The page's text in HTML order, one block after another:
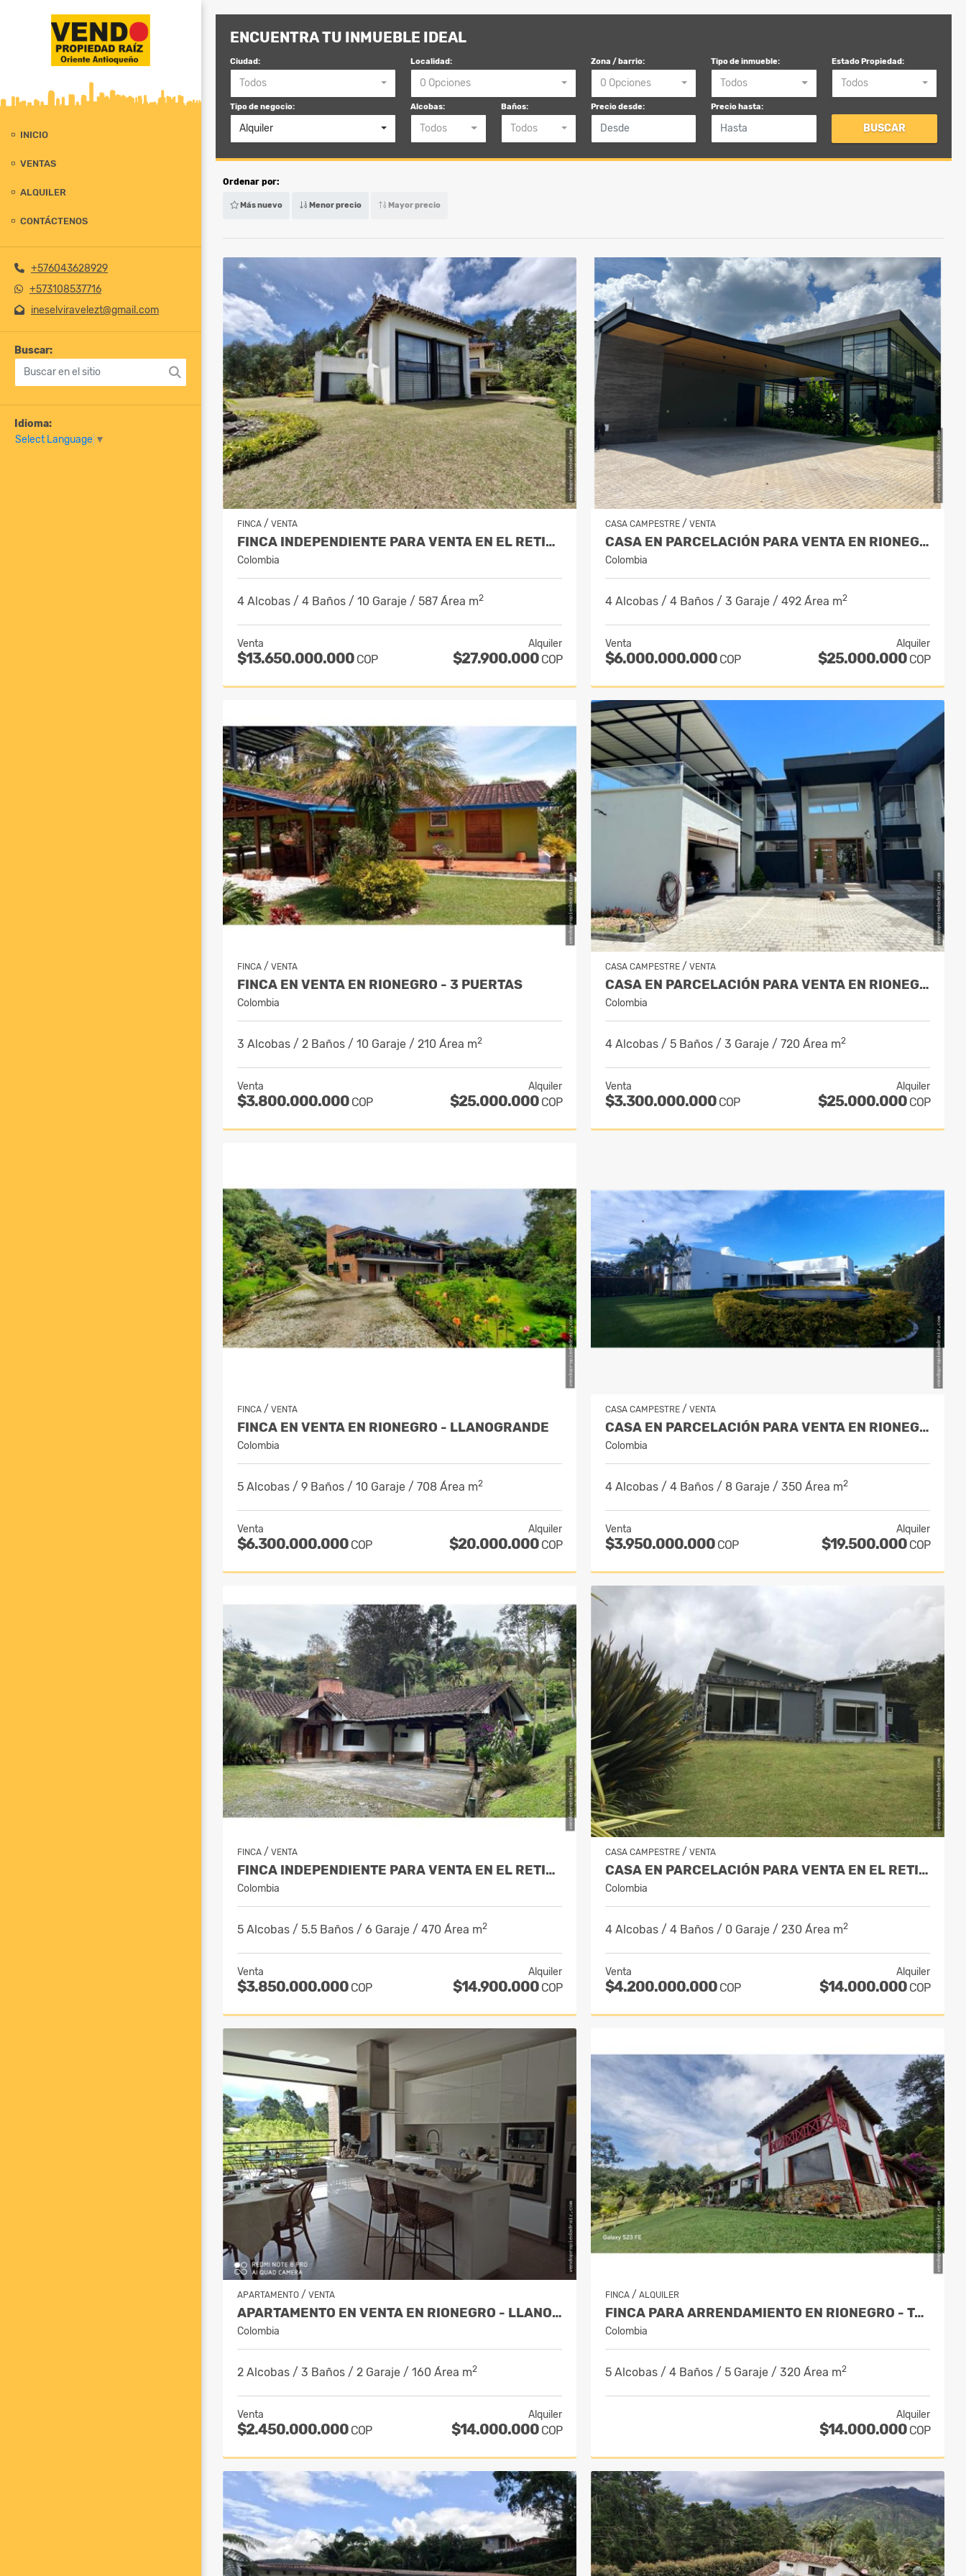
INICIO
VENTAS
ALQUILER
CONTÁCTENOS
+576043628929
+573108537716
ineselviravelezt@gmail.com
Buscar:
Idioma:
Select Language ▼
ENCUENTRA TU INMUEBLE IDEAL
Ciudad:
Todos
Localidad:
0 Opciones
Zona / barrio:
0 Opciones
Tipo de inmueble:
Todos
Estado Propiedad:
Todos
Tipo de negocio:
Alquiler
Alcobas:
Todos
Baños:
Todos
Precio desde: Precio hasta:
BUSCAR
Ordenar por:
Más nuevo Menor precio Mayor precio
FINCA / VENTA
FINCA INDEPENDIENTE PARA VENTA EN EL RETIRO
Colombia
4 Alcobas / 4 Baños / 10 Garaje / 587 Área m2
Venta
$13.650.000.000 COP
Alquiler
$27.900.000 COP
CASA CAMPESTRE / VENTA
CASA EN PARCELACIÓN PARA VENTA EN RIONEGRO- LLANO GRANDE
Colombia
4 Alcobas / 4 Baños / 3 Garaje / 492 Área m2
Venta
$6.000.000.000 COP
Alquiler
$25.000.000 COP
FINCA / VENTA
FINCA EN VENTA EN RIONEGRO - 3 PUERTAS
Colombia
3 Alcobas / 2 Baños / 10 Garaje / 210 Área m2
Venta
$3.800.000.000 COP
Alquiler
$25.000.000 COP
CASA CAMPESTRE / VENTA
CASA EN PARCELACIÓN PARA VENTA EN RIONEGRO - EL TABLAZO
Colombia
4 Alcobas / 5 Baños / 3 Garaje / 720 Área m2
Venta
$3.300.000.000 COP
Alquiler
$25.000.000 COP
FINCA / VENTA
FINCA EN VENTA EN RIONEGRO - LLANOGRANDE
Colombia
5 Alcobas / 9 Baños / 10 Garaje / 708 Área m2
Venta
$6.300.000.000 COP
Alquiler
$20.000.000 COP
CASA CAMPESTRE / VENTA
CASA EN PARCELACIÓN PARA VENTA EN RIONEGRO - LLANOGRANDE
Colombia
4 Alcobas / 4 Baños / 8 Garaje / 350 Área m2
Venta
$3.950.000.000 COP
Alquiler
$19.500.000 COP
FINCA / VENTA
FINCA INDEPENDIENTE PARA VENTA EN EL RETIRO
Colombia
5 Alcobas / 5.5 Baños / 6 Garaje / 470 Área m2
Venta
$3.850.000.000 COP
Alquiler
$14.900.000 COP
CASA CAMPESTRE / VENTA
CASA EN PARCELACIÓN PARA VENTA EN EL RETIRO - RURAL
Colombia
4 Alcobas / 4 Baños / 0 Garaje / 230 Área m2
Venta
$4.200.000.000 COP
Alquiler
$14.000.000 COP
APARTAMENTO / VENTA
APARTAMENTO EN VENTA EN RIONEGRO - LLANOGRANDE
Colombia
2 Alcobas / 3 Baños / 2 Garaje / 160 Área m2
Venta
$2.450.000.000 COP
Alquiler
$14.000.000 COP
FINCA / ALQUILER
FINCA PARA ARRENDAMIENTO EN RIONEGRO - TABLACITO
Colombia
5 Alcobas / 4 Baños / 5 Garaje / 320 Área m2
Alquiler
$14.000.000 COP